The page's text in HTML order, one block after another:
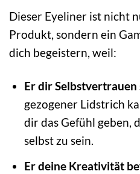
Dieser Eyeliner ist nicht
Produkt, sondern ein
dich begeistern, weil:
Er dir Selbstvertrauen
gezogener Lidstrich
dir das Gefühl geben,
selbst zu sein.
Er deine Kreativität